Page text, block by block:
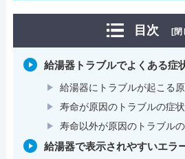
目次 [閉
給湯器トラブルでよくある症
給湯器にトラブルが起こる
寿命が原因のトラブルの症状
寿命以外が原因のトラブル
給湯器で表示されやすいエラ